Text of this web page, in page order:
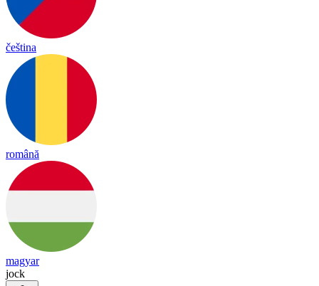
čeština
română
magyar
jock